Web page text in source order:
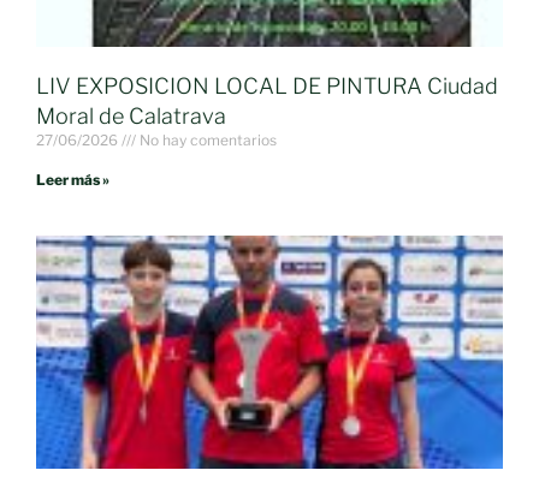
LIV EXPOSICION LOCAL DE PINTURA Ciudad
Moral de Calatrava
27/06/2026 No hay comentarios
Leer más »